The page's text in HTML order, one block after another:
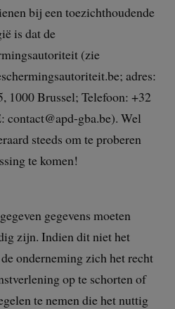
bij een toezichthoudende
is dat de
(zie
adres:
1000 Brussel; Telefoon: +32
contact@apd-gba.be). Wel
steeds om te proberen
te komen!
gegevens moeten
zijn. Indien dit niet het
onderneming zich het recht
op te schorten of
te nemen die het nuttig